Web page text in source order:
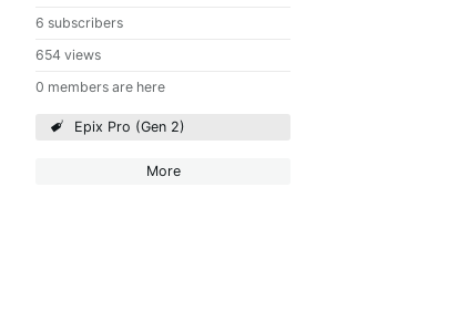
6 subscribers
654 views
0 members are here
Epix Pro (Gen 2)
More